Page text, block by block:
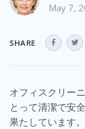
May 7,
SHARE
オフィスクリー
とって清潔で安
果たしています